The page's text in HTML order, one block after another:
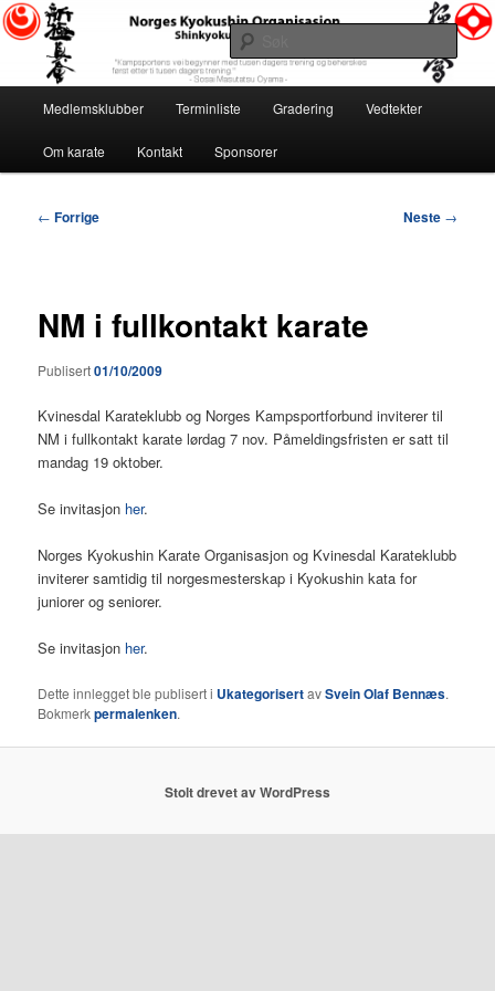
Gå
direkte
hovedinnholdet
Norges Kyokushin Organisasjon
«Kampsportens vei begynner med tusen dagers trening og beherskes først
etter ti tusen dagers trening.» ~ Sosai Masutatsu Oyama ~
Søk
Medlemsklubber Terminliste Gradering Vedtekter
Om karate Kontakt Sponsorer
Innleggsnavigasjon
← Forrige Neste →
NM i fullkontakt karate
Publisert01/10/2009
Kvinesdal Karateklubb og Norges Kampsportforbund inviterer til
NM i fullkontakt karate lørdag 7 nov. Påmeldingsfristen er satt til
mandag 19 oktober.
Se invitasjon her.
Norges Kyokushin Karate Organisasjon og Kvinesdal Karateklubb
inviterer samtidig til norgesmesterskap i Kyokushin kata for
juniorer og seniorer.
Se invitasjon her.
Dette innlegget ble publisert i UkategorisertavSvein Olaf Bennæs.
Bokmerkpermalenken.
Stolt drevet av WordPress